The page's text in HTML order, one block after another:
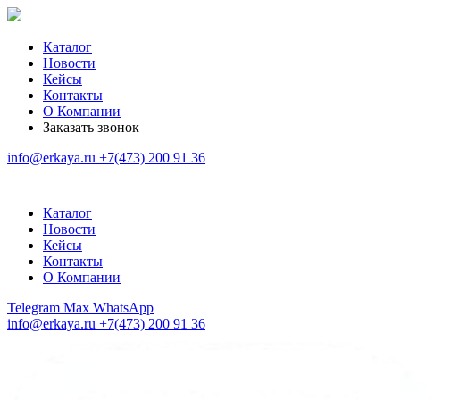
Каталог
Новости
Кейсы
Контакты
О Компании
Заказать звонок
info@erkaya.ru +7(473) 200 91 36
Каталог
Новости
Кейсы
Контакты
О Компании
Telegram Max WhatsApp
info@erkaya.ru +7(473) 200 91 36